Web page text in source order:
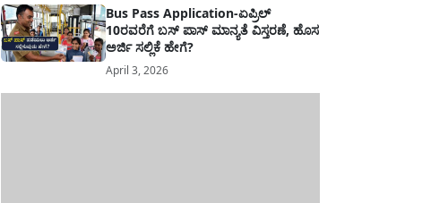
Bus Pass Application-ಏಪ್ರಿಲ್
10ರವರೆಗೆ ಬಸ್ ಪಾಸ್ ಮಾನ್ಯತೆ ವಿಸ್ತರಣೆ, ಹೊಸ
ಅರ್ಜಿ ಸಲ್ಲಿಕೆ ಹೇಗೆ?
April 3, 2026